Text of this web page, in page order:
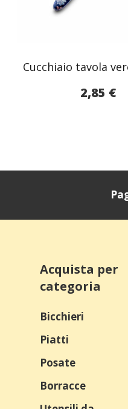
Cucchiaio tavola
2,85 €
Acquista per
categoria
Bicchieri
Piatti
Posate
Borracce